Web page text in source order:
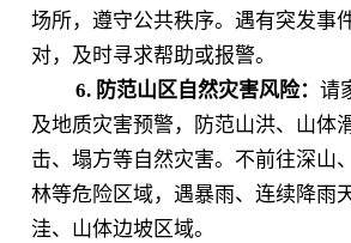
场所，遵守公共秩序。遇有突发事
对，及时寻求帮助或报警。
6. 防范山区自然灾害风险： 请
及地质灾害预警，防范山洪、山体
击、塌方等自然灾害。不前往深山
林等危险区域，遇暴雨、连续降雨
洼、山体边坡区域。